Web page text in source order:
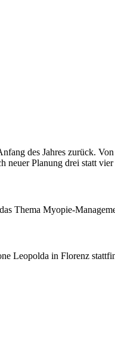
des Jahres zurück.
neuer Planung drei statt
Thema Myopie-
Leopolda in Florenz